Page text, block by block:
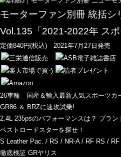
モーターファン別冊 統括シ
Vol.135「2021-2022年 スポ
定価840円(税込) 2021年7月27日発売
26車種 国産＆輸入最新人気スポーツカ
GR86 ＆ BRZに速攻試乗!
2.4L 235psのパフォーマンスは？ ブラン
ベストロードスターを探せ！
S Leather Pac. / RS / NR-A / RF RS / RF
徹底検証 GRヤリス